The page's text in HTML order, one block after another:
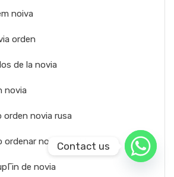
noiva
orden
de la novia
novia
novia rusa
novia reddit
de novia
Contact us